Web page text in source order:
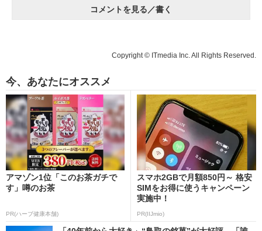
コメントを見る／書く
Copyright © ITmedia Inc. All Rights Reserved.
今、あなたにオススメ
アマゾン1位「このお茶ガチで
す」噂のお茶
PR(ハーブ健康本舗)
スマホ2GBで月額850円～ 格安
SIMをお得に使うキャンペーン
実施中！
PR(IIJmio)